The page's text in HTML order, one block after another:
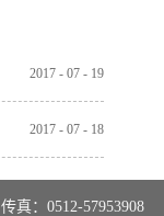
2017 - 07 - 19
2017 - 07 - 18
传真：0512-57953908